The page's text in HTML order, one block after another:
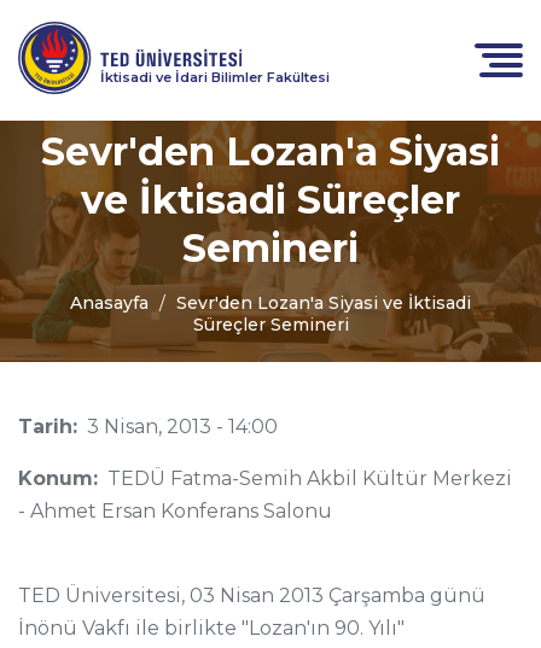
İktisadi ve İdari Bilimler Fakültesi
Sevr'den Lozan'a Siyasi
ve İktisadi Süreçler
Semineri
Anasayfa
Sevr'den Lozan'a Siyasi ve İktisadi
Süreçler Semineri
Tarih: 3 Nisan, 2013 - 14:00
Konum: TEDÜ Fatma-Semih Akbil Kültür Merkezi
- Ahmet Ersan Konferans Salonu
TED Üniversitesi, 03 Nisan 2013 Çarşamba günü
İnönü Vakfı ile birlikte "Lozan'ın 90. Yılı"